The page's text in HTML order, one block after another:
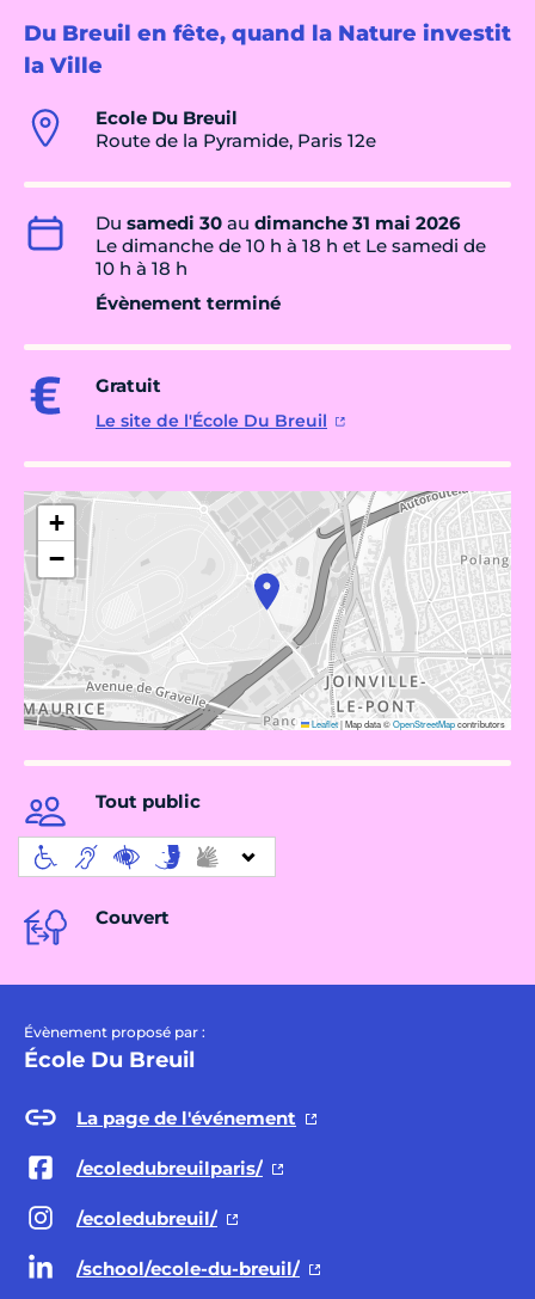
Du Breuil en fête, quand la Nature investit
la Ville
Ecole Du Breuil
Route de la Pyramide, Paris 12e
Du samedi 30 au dimanche 31 mai 2026
Le dimanche de 10 h à 18 h et Le samedi de
10 h à 18 h
Évènement terminé
Gratuit
Le site de l'École Du Breuil
+
−
Leaflet|Map data ©OpenStreetMapcontributors
Tout public
Couvert
Évènement proposé par :
École Du Breuil
La page de l'événement
/ecoledubreuilparis/
/ecoledubreuil/
/school/ecole-du-breuil/